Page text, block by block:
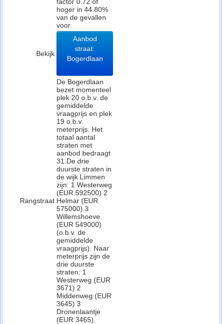
hoger in 44.80%
van de gevallen
voor.
Bekijk
Aanbod
straat:
Bogerdlaan
Rangstraat
De Bogerdlaan
bezet momenteel
plek 20 o.b.v. de
gemiddelde
vraagprijs en plek
19 o.b.v.
meterprijs. Het
totaal aantal
straten met
aanbod bedraagt
31.De drie
duurste straten in
de wijk Limmen
zijn: 1 Westerweg
(EUR 592500) 2
Helmar (EUR
575000) 3
Willemshoeve
(EUR 549000)
(o.b.v. de
gemiddelde
vraagprijs). Naar
meterprijs zijn de
drie duurste
straten: 1
Westerweg (EUR
3671) 2
Middenweg (EUR
3645) 3
Dronenlaantje
(EUR 3465).